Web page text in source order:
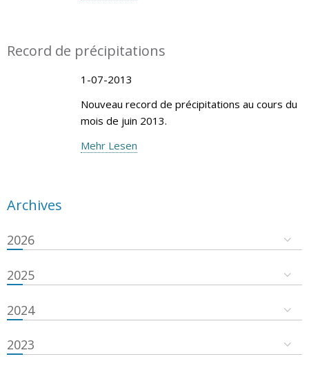
Record de précipitations
1-07-2013
Nouveau record de précipitations au cours du
mois de juin 2013.
Mehr Lesen
Archives
2026
2025
2024
2023